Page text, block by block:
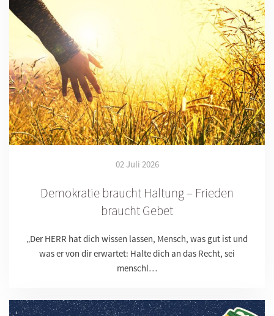
02 Juli 2026
Demokratie braucht Haltung – Frieden
braucht Gebet
„Der HERR hat dich wissen lassen, Mensch, was gut ist und
was er von dir erwartet: Halte dich an das Recht, sei
menschl…